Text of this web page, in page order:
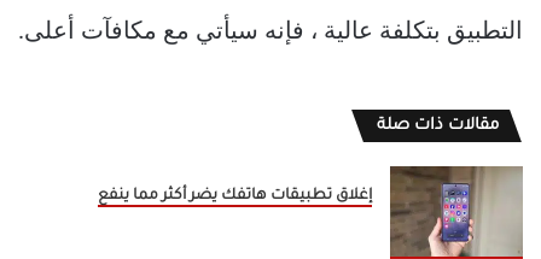
التطبيق بتكلفة عالية ، فإنه سيأتي مع مكافآت أعلى.
مقالات ذات صلة
إغلاق تطبيقات هاتفك يضر أكثر مما ينفع